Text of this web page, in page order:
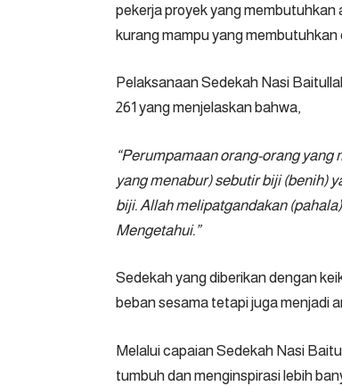
pekerja proyek yang
kurang mampu yang
Pelaksanaan Sedekah Nasi
261 yang menjelaskan bahwa,
“Perumpamaan orang-orang
yang menabur) sebutir biji (benih)
biji. Allah melipatgandakan
Mengetahui.”
Sedekah yang diberikan dengan
beban sesama tetapi juga menjadi
Melalui capaian Sedekah Nasi
tumbuh dan menginspirasi lebih